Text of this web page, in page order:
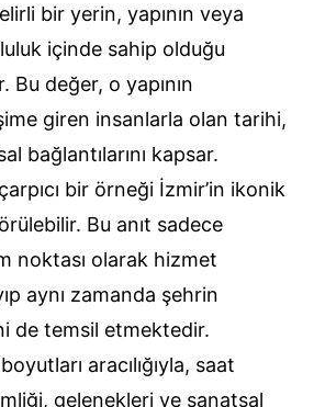
bir yerin, yapının veya
içinde sahip olduğu
Bu değer, o yapının
giren insanlarla olan tarihi,
bağlantılarını kapsar.
bir örneği İzmir’in ikonik
Bu anıt sadece
noktası olarak hizmet
aynı zamanda şehrin
de temsil etmektedir.
aracılığıyla, saat
gelenekleri ve sanatsal